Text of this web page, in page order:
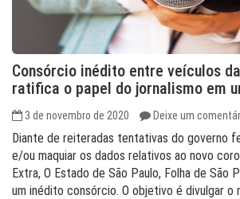
Consórcio inédito entre veículos
ratifica o papel do jornalismo em
3 de novembro de 2020 Deixe um
Diante de reiteradas tentativas do governo
e/ou maquiar os dados relativos ao novo
Extra, O Estado de São Paulo, Folha de São
um inédito consórcio. O objetivo é divulgar o